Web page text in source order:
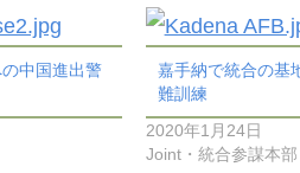
中国進出警
嘉手納で統合の基
難訓練
2020年1月24日
Joint・統合参謀本部